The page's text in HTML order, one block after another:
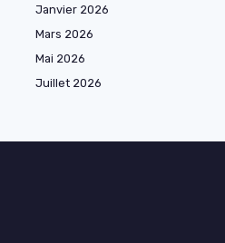
Janvier 2026
Mars 2026
Mai 2026
Juillet 2026